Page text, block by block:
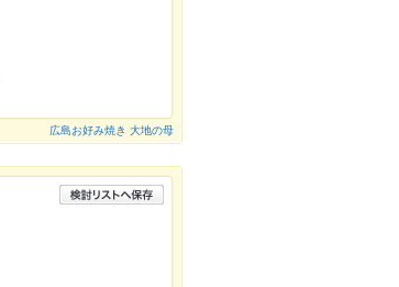
広島お好み焼き 大地の母